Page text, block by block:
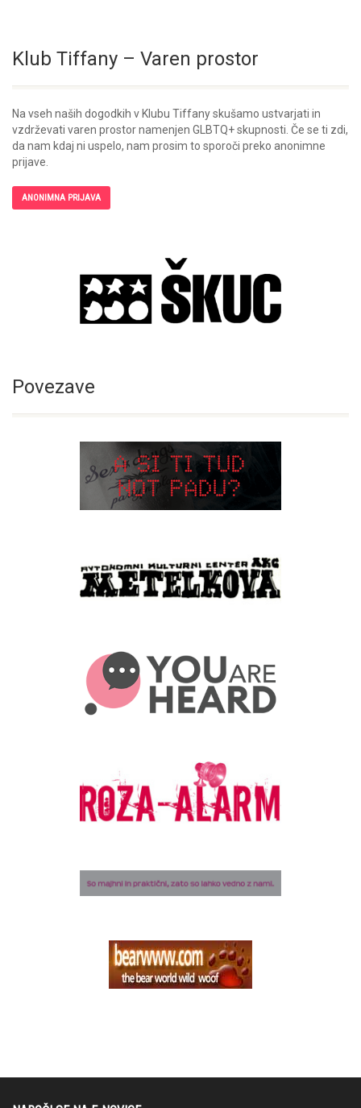
Klub Tiffany – Varen prostor
Na vseh naših dogodkih v Klubu Tiffany skušamo ustvarjati in
vzdrževati varen prostor namenjen GLBTQ+ skupnosti. Če se ti zdi,
da nam kdaj ni uspelo, nam prosim to sporoči preko anonimne
prijave.
ANONIMNA PRIJAVA
Povezave